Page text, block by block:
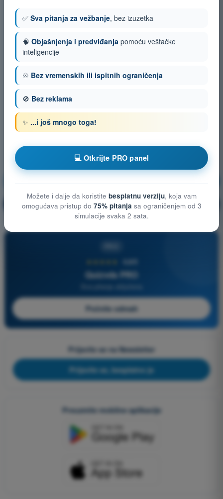
Vazduhoplovni propisi Vežbanje!
🔒 PRO Objašnjenje pitanja
4,6/5
Quizvds PRO
Počnite odmah
Prijavite se na Newsletter
Prijavite se, besplatno je
Preuzmite mobilne aplikacije
✅ Sva pitanja za vežbanje, bez izuzetka
🧠 Objašnjenja i predviđanja pomoću veštačke
inteligencije
♾️ Bez vremenskih ili ispitnih ograničenja
🚫 Bez reklama
✨ ...i još mnogo toga!
💻 Otkrijte PRO panel
Možete i dalje da koristite besplatnu verziju, koja vam
omogućava pristup do 75% pitanja sa ograničenjem od 3
simulacije svaka 2 sata.